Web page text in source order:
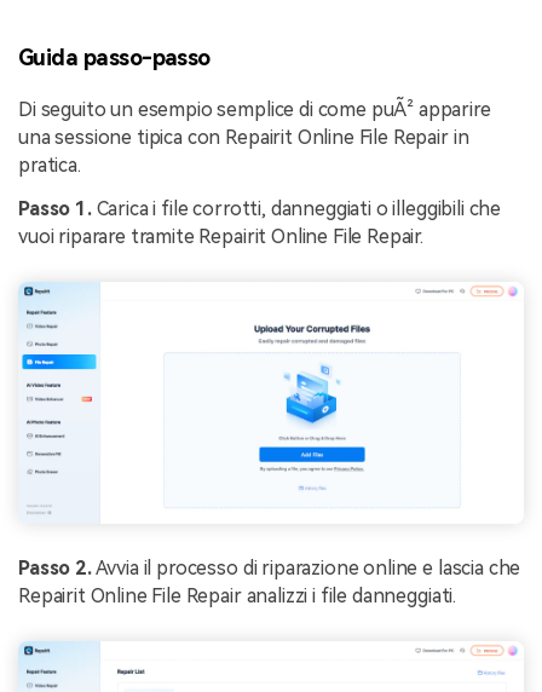
Guida passo-passo
Di seguito un esempio semplice di come puÃ² apparire
una sessione tipica con Repairit Online File Repair in
pratica.
Passo 1.Carica i file corrotti, danneggiati o illeggibili che
vuoi riparare tramite Repairit Online File Repair.
Passo 2.Avvia il processo di riparazione online e lascia che
Repairit Online File Repair analizzi i file danneggiati.